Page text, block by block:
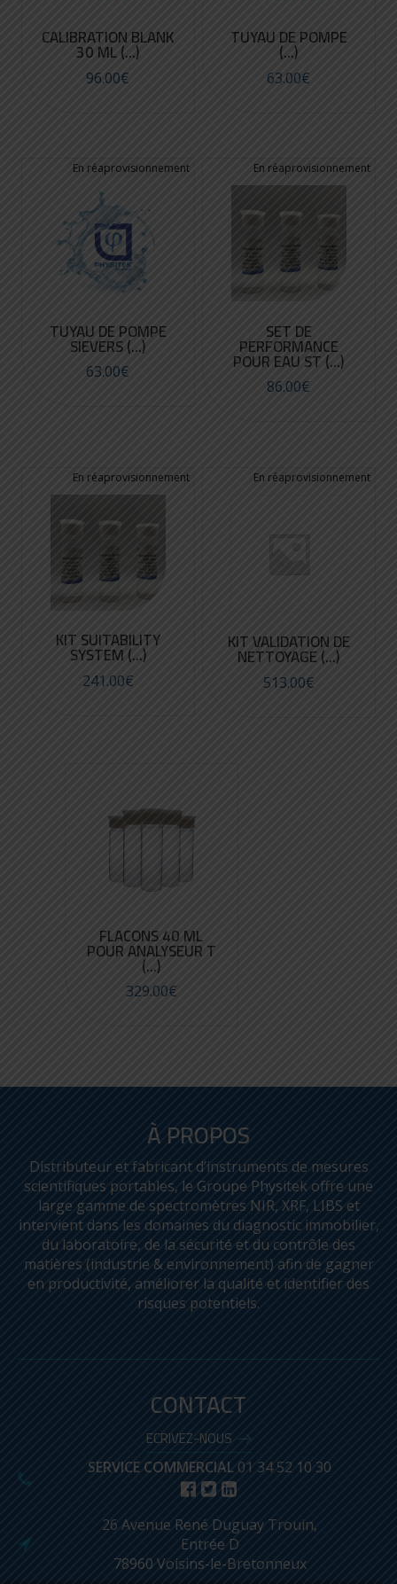
CALIBRATION BLANK
30 ML (...)
96.00€
TUYAU DE POMPE
(...)
63.00€
TUYAU DE POMPE
SIEVERS (...)
63.00€
SET DE
PERFORMANCE
POUR EAU ST (...)
86.00€
KIT SUITABILITY
SYSTEM (...)
241.00€
KIT VALIDATION DE
NETTOYAGE (...)
513.00€
FLACONS 40 ML
POUR ANALYSEUR T
(...)
329.00€
À PROPOS
Distributeur et fabricant d’instruments de mesures
scientifiques portables, le Groupe Physitek offre une
large gamme de spectromètres NIR, XRF, LIBS et
intervient dans les domaines du diagnostic immobilier,
du laboratoire, de la sécurité et du contrôle des
matières (industrie & environnement) afin de gagner
en productivité, améliorer la qualité et identifier des
risques potentiels.
CONTACT
ECRIVEZ-NOUS
SERVICE COMMERCIAL 01 34 52 10 30
26 Avenue René Duguay Trouin,
Entrée D
78960 Voisins-le-Bretonneux